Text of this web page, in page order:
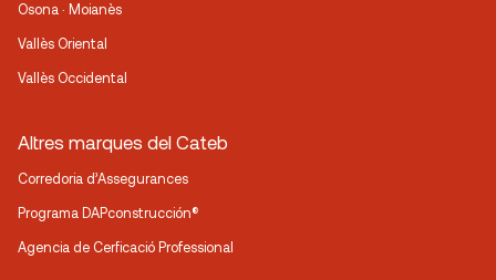
Osona · Moianès
Vallès Oriental
Vallès Occidental
Altres marques del Cateb
Corredoria d’Assegurances
Programa DAPconstrucción®
Agencia de Cerficació Professional